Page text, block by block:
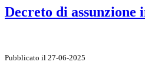
Decreto di assunzione
Pubblicato il 27-06-2025